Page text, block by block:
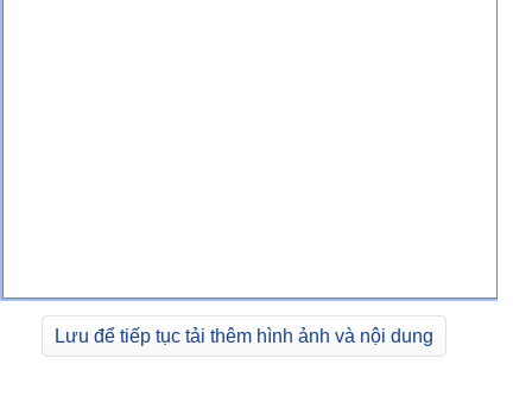
Lưu để tiếp tục tải thêm hình ảnh và nội dung